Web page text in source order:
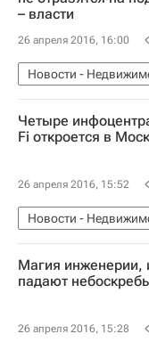
– власти
26 апреля 2016, 16:00
Новости -
Свердловская
ЧМ-2018 по футболу
Четыре
Fi откроется в
26 апреля 2016, 15:52
Новости -
Благоустройство
Магия инженерии,
падают
26 апреля 2016, 15:28